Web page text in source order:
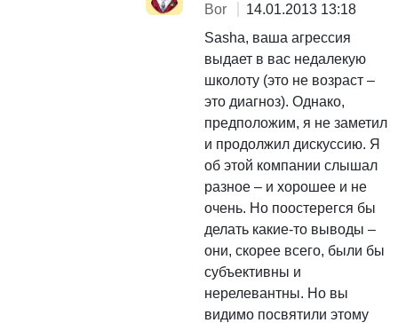
Bor
14.01.2013 13:18
Sasha, ваша агрессия
выдает в вас недалекую
школоту (это не возраст –
это диагноз). Однако,
предположим, я не заметил
и продолжил дискуссию. Я
об этой компании слышал
разное – и хорошее и не
очень. Но поостерегся бы
делать какие-то выводы –
они, скорее всего, были бы
субъективны и
нерелевантны. Но вы
видимо посвятили этому